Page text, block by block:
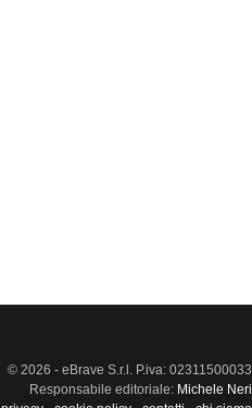
© 2026 - eBrave S.r.l. P.iva: 02311500033
Responsabile editoriale: Michele Neri